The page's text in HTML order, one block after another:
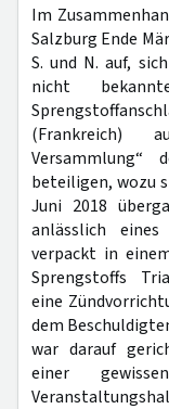
Im
Salzburg Ende
S. und N. auf,
nicht
(Frankreich)
beteiligen, wozu
Juni 2018
anlässlich
verpackt in
Sprengstoffs
eine
dem
war darauf
einer